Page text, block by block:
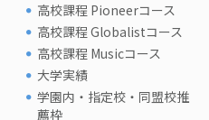
高校課程 Pioneerコース
高校課程 Globalistコース
高校課程 Musicコース
大学実績
学園内・指定校・同盟校推
薦枠